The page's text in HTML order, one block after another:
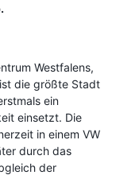
Westfalens,
die größte Stadt
ein
einsetzt. Die
in einem VW
durch das
der